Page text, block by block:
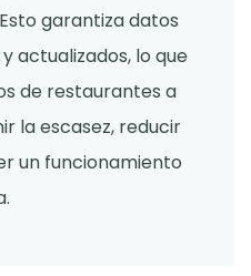
garantiza datos
actualizados, lo que
de restaurantes a
la escasez, reducir
un funcionamiento